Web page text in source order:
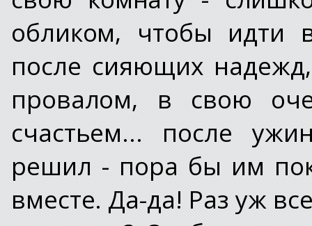
обликом, чтобы идти
после сияющих
провалом, в свою
счастьем... после
решил - пора бы им
вместе. Да-да! Раз уж